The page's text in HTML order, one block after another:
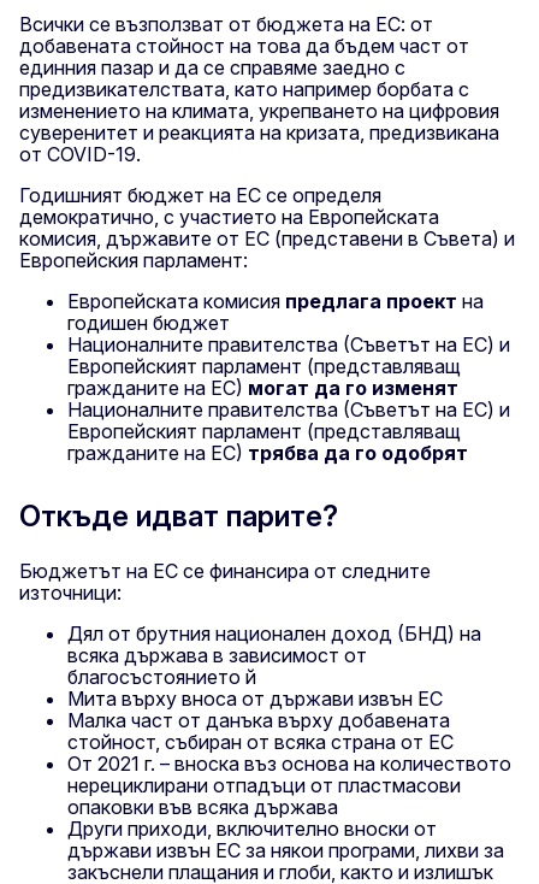
Всички се възползват от бюджета на ЕС: от
добавената стойност на това да бъдем част от
единния пазар и да се справяме заедно с
предизвикателствата, като например борбата с
изменението на климата, укрепването на цифровия
суверенитет и реакцията на кризата, предизвикана
от COVID-19.
Годишният бюджет на ЕС се определя
демократично, с участието на Европейската
комисия, държавите от ЕС (представени в Съвета) и
Европейския парламент:
Европейската комисия предлага проект на
годишен бюджет
Националните правителства (Съветът на ЕС) и
Европейският парламент (представляващ
гражданите на ЕС) могат да го изменят
Националните правителства (Съветът на ЕС) и
Европейският парламент (представляващ
гражданите на ЕС) трябва да го одобрят
Откъде идват парите?
Бюджетът на ЕС се финансира от следните
източници:
Дял от брутния национален доход (БНД) на
всяка държава в зависимост от
благосъстоянието й
Мита върху вноса от държави извън ЕС
Малка част от данъка върху добавената
стойност, събиран от всяка страна от ЕС
От 2021 г. – вноска въз основа на количеството
нерециклирани отпадъци от пластмасови
опаковки във всяка държава
Други приходи, включително вноски от
държави извън ЕС за някои програми, лихви за
закъснели плащания и глоби, както и излишък